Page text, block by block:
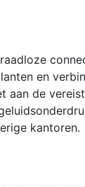
en
aan de
kantoren.